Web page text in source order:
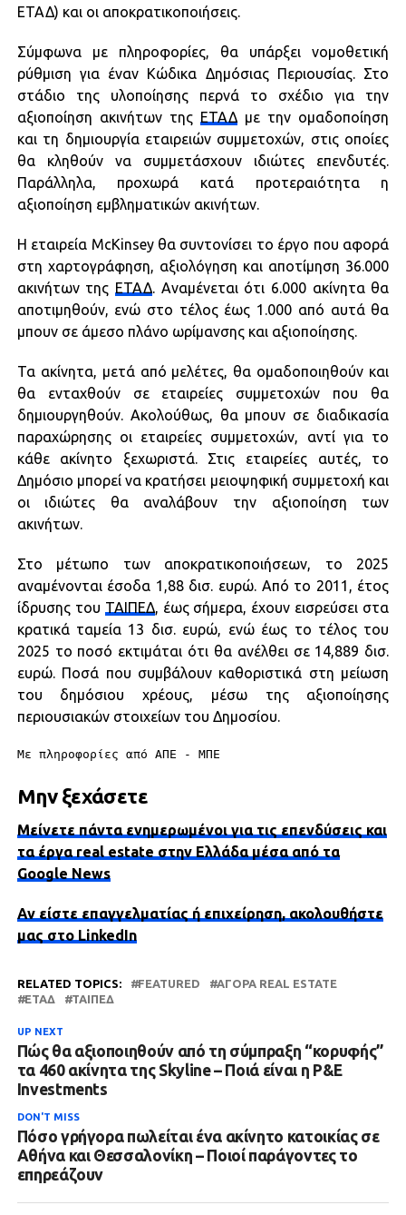
ΕΤΑΔ) και οι αποκρατικοποιήσεις.
Σύμφωνα με πληροφορίες, θα υπάρξει νομοθετική
ρύθμιση για έναν Κώδικα Δημόσιας Περιουσίας. Στο
στάδιο της υλοποίησης περνά το σχέδιο για την
αξιοποίηση ακινήτων της ΕΤΑΔμε την ομαδοποίηση
και τη δημιουργία εταιρειών συμμετοχών, στις οποίες
θα κληθούν να συμμετάσχουν ιδιώτες επενδυτές.
Παράλληλα, προχωρά κατά προτεραιότητα η
αξιοποίηση εμβληματικών ακινήτων.
Η εταιρεία McKinsey θα συντονίσει το έργο που αφορά
στη χαρτογράφηση, αξιολόγηση και αποτίμηση 36.000
ακινήτων της ΕΤΑΔ. Αναμένεται ότι 6.000 ακίνητα θα
αποτιμηθούν, ενώ στο τέλος έως 1.000 από αυτά θα
μπουν σε άμεσο πλάνο ωρίμανσης και αξιοποίησης.
Τα ακίνητα, μετά από μελέτες, θα ομαδοποιηθούν και
θα ενταχθούν σε εταιρείες συμμετοχών που θα
δημιουργηθούν. Ακολούθως, θα μπουν σε διαδικασία
παραχώρησης οι εταιρείες συμμετοχών, αντί για το
κάθε ακίνητο ξεχωριστά. Στις εταιρείες αυτές, το
Δημόσιο μπορεί να κρατήσει μειοψηφική συμμετοχή και
οι ιδιώτες θα αναλάβουν την αξιοποίηση των
ακινήτων.
Στο μέτωπο των αποκρατικοποιήσεων, το 2025
αναμένονται έσοδα 1,88 δισ. ευρώ. Από το 2011, έτος
ίδρυσης του ΤΑΙΠΕΔ, έως σήμερα, έχουν εισρεύσει στα
κρατικά ταμεία 13 δισ. ευρώ, ενώ έως το τέλος του
2025 το ποσό εκτιμάται ότι θα ανέλθει σε 14,889 δισ.
ευρώ. Ποσά που συμβάλουν καθοριστικά στη μείωση
του δημόσιου χρέους, μέσω της αξιοποίησης
περιουσιακών στοιχείων του Δημοσίου.
Με πληροφορίες από ΑΠΕ - ΜΠΕ
Μην ξεχάσετε
Μείνετε πάντα ενημερωμένοι για τις επενδύσεις και
τα έργα real estate στην Ελλάδα μέσα από τα
Google News
Αν είστε επαγγελματίας ή επιχείρηση, ακολουθήστε
μας στο LinkedIn
RELATED TOPICS: FEATURED
ΑΓΟΡΆ REAL ESTATE
ΕΤΑΔ
ΤΑΙΠΕΔ
UP NEXT
Πώς θα αξιοποιηθούν από τη σύμπραξη “κορυφής”
τα 460 ακίνητα της Skyline – Ποιά είναι η P&E
Investments
DON'T MISS
Πόσο γρήγορα πωλείται ένα ακίνητο κατοικίας σε
Αθήνα και Θεσσαλονίκη – Ποιοί παράγοντες το
επηρεάζουν